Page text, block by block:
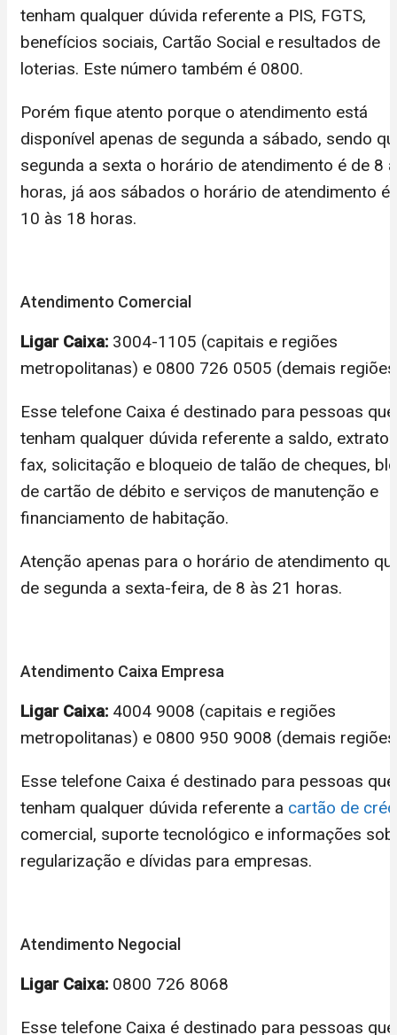
tenham qualquer dúvida referente a PIS, FGTS,
benefícios sociais, Cartão Social e resultados de
loterias. Este número também é 0800.
Porém fique atento porque o atendimento está
disponível apenas de segunda a sábado, sendo
segunda a sexta o horário de atendimento é de 8
horas, já aos sábados o horário de atendimento é
10 às 18 horas.
Atendimento Comercial
Ligar Caixa: 3004-1105 (capitais e regiões
metropolitanas) e 0800 726 0505 (demais
Esse telefone Caixa é destinado para pessoas que
tenham qualquer dúvida referente a saldo, extrato
fax, solicitação e bloqueio de talão de cheques,
de cartão de débito e serviços de manutenção e
financiamento de habitação.
Atenção apenas para o horário de atendimento
de segunda a sexta-feira, de 8 às 21 horas.
Atendimento Caixa Empresa
Ligar Caixa: 4004 9008 (capitais e regiões
metropolitanas) e 0800 950 9008 (demais
Esse telefone Caixa é destinado para pessoas que
tenham qualquer dúvida referente a cartão de
comercial, suporte tecnológico e informações
regularização e dívidas para empresas.
Atendimento Negocial
Ligar Caixa: 0800 726 8068
Esse telefone Caixa é destinado para pessoas que